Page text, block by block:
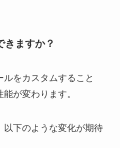
きますか？
をカスタムすること
が変わります。
以下のような変化が期待